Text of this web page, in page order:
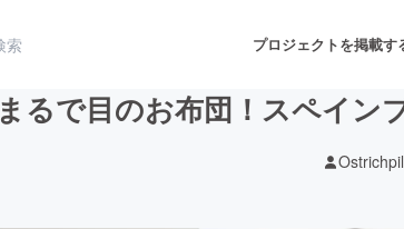
プロジェクトを掲載す
まるで目のお布団！スペイン